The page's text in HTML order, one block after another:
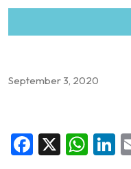
September 3, 2020
Facebook
X